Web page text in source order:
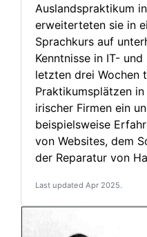
Auslands­praktikum
erweiterteten sie in
Sprachkurs auf
Kenntnisse in IT-
letzten drei Wochen
Praktikumsplätzen
irischer Firmen ein
beispielsweise
von Websites, dem
der Reparatur von
Last updated Apr 2025.